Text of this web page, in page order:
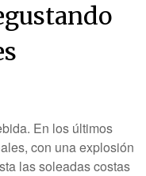
En los últimos
con una explosión
las soleadas costas